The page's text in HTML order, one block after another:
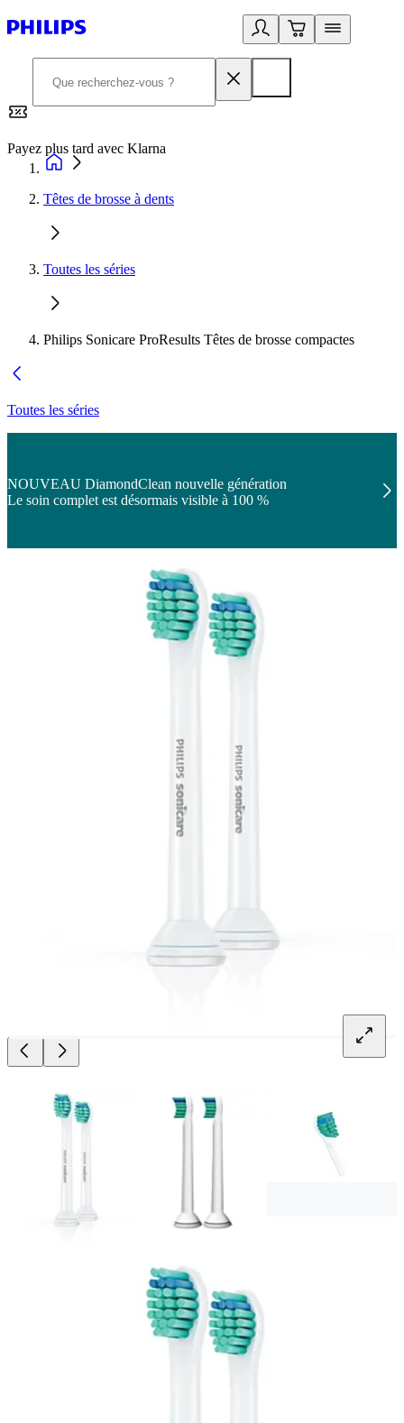
Payez plus tard avec Klarna
Têtes de brosse à dents
Toutes les séries
Philips Sonicare ProResults Têtes de brosse compactes
Toutes les séries
NOUVEAU DiamondClean nouvelle génération
Le soin complet est désormais visible à 100 %